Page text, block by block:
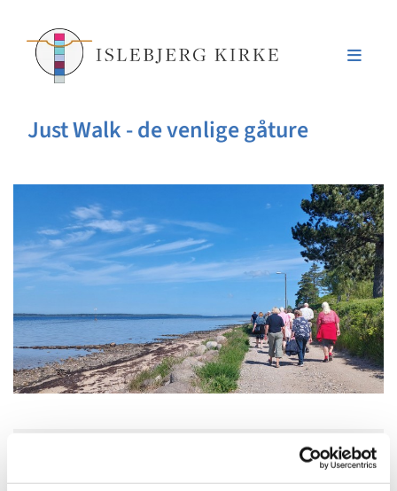
Just Walk - de venlige gåture
Tirsdag 14. december 2027, kl. 11:00 -